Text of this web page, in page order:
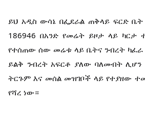
ይህ አዲስ ውሳኔ በፌደራል ጠቅላይ ፍርድ
186946 በአንድ የመሬት ይዞታ ላይ ካርታ
የተሰጠው ሰው መሬቱ ላይ ቤትና ንብረት
ይልቅ ንብረት አፍርቶ ያለው ባለመብት ሊሆን
ትርጉም እና መሰል መዝገቦች ላይ የተያዘው
የሻረ ነው።